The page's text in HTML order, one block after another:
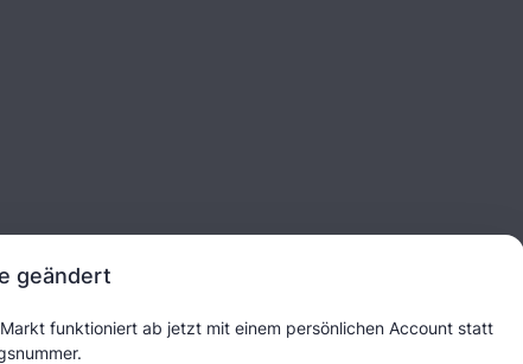
geändert
funktioniert ab jetzt mit einem persönlichen Account statt